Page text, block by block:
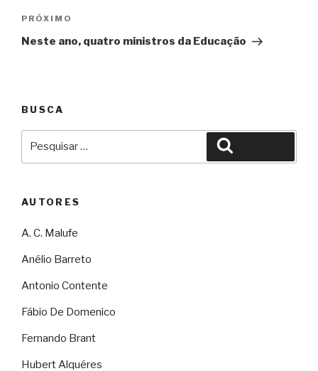
Próximo
PRÓXIMO
Neste ano, quatro ministros da Educação
BUSCA
AUTORES
A. C. Malufe
Anélio Barreto
Antonio Contente
Fábio De Domenico
Fernando Brant
Hubert Alquéres